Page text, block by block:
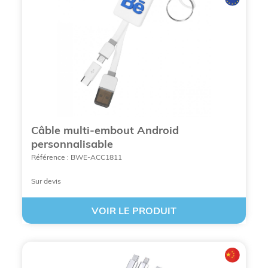
Câble multi-embout Android
personnalisable
Référence : BWE-ACC1811
Sur devis
VOIR LE PRODUIT